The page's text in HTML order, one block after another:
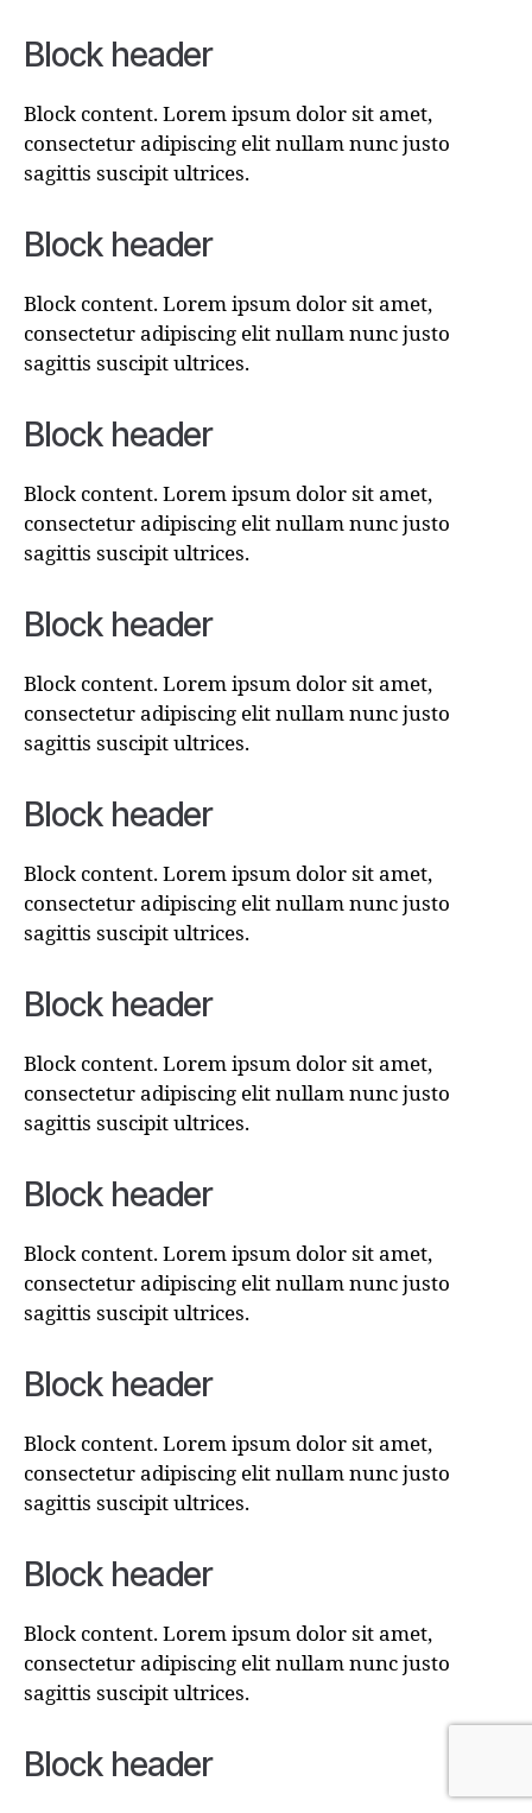
Block header
Block content. Lorem ipsum dolor sit amet,
consectetur adipiscing elit nullam nunc justo
sagittis suscipit ultrices.
Block header
Block content. Lorem ipsum dolor sit amet,
consectetur adipiscing elit nullam nunc justo
sagittis suscipit ultrices.
Block header
Block content. Lorem ipsum dolor sit amet,
consectetur adipiscing elit nullam nunc justo
sagittis suscipit ultrices.
Block header
Block content. Lorem ipsum dolor sit amet,
consectetur adipiscing elit nullam nunc justo
sagittis suscipit ultrices.
Block header
Block content. Lorem ipsum dolor sit amet,
consectetur adipiscing elit nullam nunc justo
sagittis suscipit ultrices.
Block header
Block content. Lorem ipsum dolor sit amet,
consectetur adipiscing elit nullam nunc justo
sagittis suscipit ultrices.
Block header
Block content. Lorem ipsum dolor sit amet,
consectetur adipiscing elit nullam nunc justo
sagittis suscipit ultrices.
Block header
Block content. Lorem ipsum dolor sit amet,
consectetur adipiscing elit nullam nunc justo
sagittis suscipit ultrices.
Block header
Block content. Lorem ipsum dolor sit amet,
consectetur adipiscing elit nullam nunc justo
sagittis suscipit ultrices.
Block header